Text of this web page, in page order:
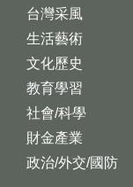
台灣采風
生活藝術
文化歷史
教育學習
社會/科學
財金產業
政治/外交/國防